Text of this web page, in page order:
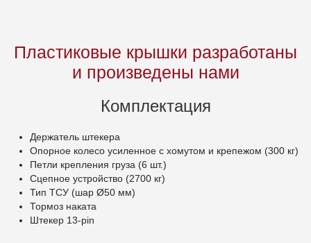
Пластиковые крышки разработаны
и произведены нами
Комплектация
Держатель штекера
Опорное колесо усиленное с хомутом и крепежом (300 кг)
Петли крепления груза (6 шт.)
Сцепное устройство (2700 кг)
Тип ТСУ (шар Ø50 мм)
Тормоз наката
Штекер 13-pin